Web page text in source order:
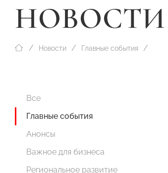
НОВОСТИ
Новости Главные события
Все
Главные события
Анонсы
Важное для бизнеса
Региональное развитие